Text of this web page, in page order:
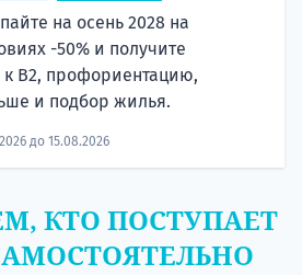
на осень 2028 на
-50% и получите
к B2, профориентацию,
и подбор жилья.
до 15.08.2026
КТО ПОСТУПАЕТ